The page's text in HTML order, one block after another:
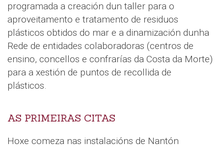
programada a creación dun taller para o
aproveitamento e tratamento de residuos
plásticos obtidos do mar e a dinamización dunha
Rede de entidades colaboradoras (centros de
ensino, concellos e confrarías da Costa da Morte)
para a xestión de puntos de recollida de
plásticos.
AS PRIMEIRAS CITAS
Hoxe comeza nas instalacións de Nantón